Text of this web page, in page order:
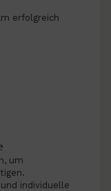
erfolgreich
um
individuelle